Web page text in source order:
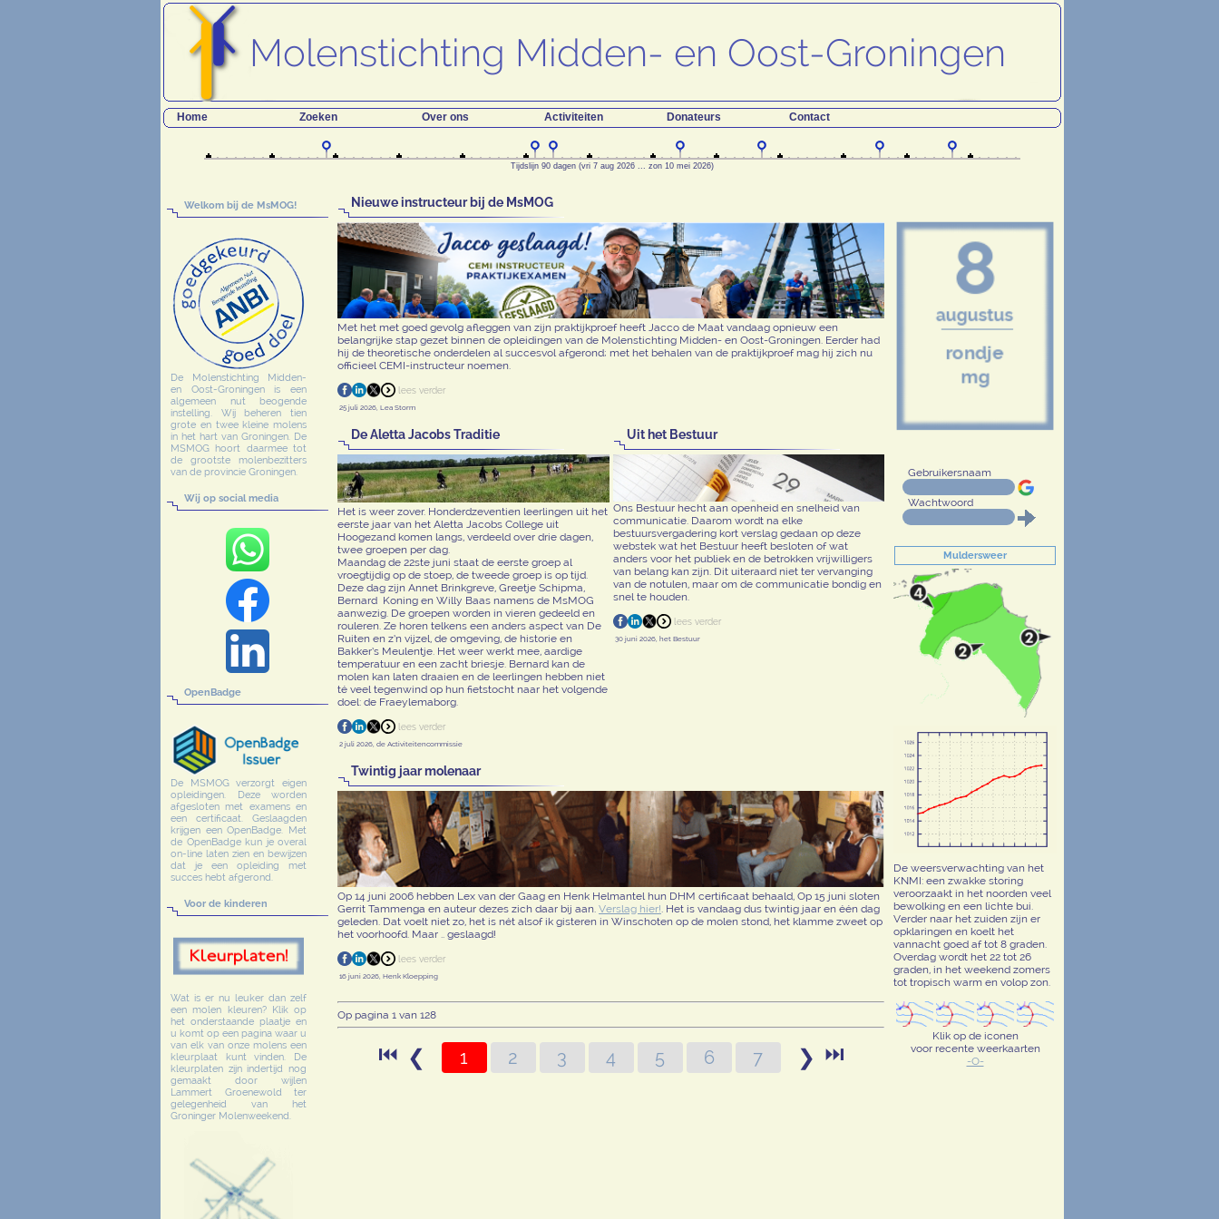
Home Zoeken Over ons Activiteiten Donateurs Contact
Tijdslijn 90 dagen (vri 7 aug 2026 ... zon 10 mei 2026)
Welkom bij de MsMOG!
De Molenstichting Midden-
en Oost-Groningen is een
algemeen nut beogende
instelling. Wij beheren tien
grote en twee kleine molens
in het hart van Groningen. De
MSMOG hoort daarmee tot
de grootste molenbezitters
van de provincie Groningen.
Wij op social media
OpenBadge
De MSMOG verzorgt eigen
opleidingen. Deze worden
afgesloten met examens en
een certificaat. Geslaagden
krijgen een OpenBadge. Met
de OpenBadge kun je overal
on-line laten zien en bewijzen
dat je een opleiding met
succes hebt afgerond.
Voor de kinderen
Wat is er nu leuker dan zelf
een molen kleuren? Klik op
het onderstaande plaatje en
u komt op een pagina waar u
van elk van onze molens een
kleurplaat kunt vinden. De
kleurplaten zijn indertijd nog
gemaakt door wijlen
Lammert Groenewold ter
gelegenheid van het
Groninger Molenweekend.
Nieuwe instructeur bij de MsMOG
Met het met goed gevolg afleggen van zijn praktijkproef heeft Jacco de Maat vandaag opnieuw een
belangrijke stap gezet binnen de opleidingen van de Molenstichting Midden- en Oost-Groningen. Eerder had
hij de theoretische onderdelen al succesvol afgerond; met het behalen van de praktijkproef mag hij zich nu
officieel CEMI-instructeur noemen.
25 juli 2026, Lea Storm
De Aletta Jacobs Traditie
Het is weer zover. Honderdzeventien leerlingen uit het
eerste jaar van het Aletta Jacobs College uit
Hoogezand komen langs, verdeeld over drie dagen,
twee groepen per dag.
Maandag de 22ste juni staat de eerste groep al
vroegtijdig op de stoep, de tweede groep is op tijd.
Deze dag zijn Annet Brinkgreve, Greetje Schipma,
Bernard Koning en Willy Baas namens de MsMOG
aanwezig. De groepen worden in vieren gedeeld en
rouleren. Ze horen telkens een anders aspect van De
Ruiten en z’n vijzel, de omgeving, de historie en
Bakker’s Meulentje. Het weer werkt mee, aardige
temperatuur en een zacht briesje. Bernard kan de
molen kan laten draaien en de leerlingen hebben niet
té veel tegenwind op hun fietstocht naar het volgende
doel: de Fraeylemaborg.
2 juli 2026, de Activiteitencommissie
Uit het Bestuur
Ons Bestuur hecht aan openheid en snelheid van
communicatie. Daarom wordt na elke
bestuursvergadering kort verslag gedaan op deze
webstek wat het Bestuur heeft besloten of wat
anders voor het publiek en de betrokken vrijwilligers
van belang kan zijn. Dit uiteraard niet ter vervanging
van de notulen, maar om de communicatie bondig en
snel te houden.
30 juni 2026, het Bestuur
Twintig jaar molenaar
Op 14 juni 2006 hebben Lex van der Gaag en Henk Helmantel hun DHM certificaat behaald, Op 15 juni sloten
Gerrit Tammenga en auteur dezes zich daar bij aan. Verslag hier! . Het is vandaag dus twintig jaar en één dag
geleden. Dat voelt niet zo, het is nét alsof ik gisteren in Winschoten op de molen stond, het klamme zweet op
het voorhoofd. Maar .. geslaagd!
16 juni 2026, Henk Kloepping
Op pagina 1 van 128
⏮ ❮ 1 2 3 4 5 6 7 ❯ ⏭
Gebruikersnaam
Wachtwoord
Muldersweer
De weersverwachting van het
KNMI: een zwakke storing
veroorzaakt in het noorden veel
bewolking en een lichte bui.
Verder naar het zuiden zijn er
opklaringen en koelt het
vannacht goed af tot 8 graden.
Overdag wordt het 22 tot 26
graden, in het weekend zomers
tot tropisch warm en volop zon.
Klik op de iconen
voor recente weerkaarten
-O-